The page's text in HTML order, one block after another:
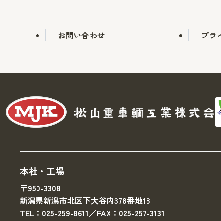
お問い合わせ プラ
本社・工場
〒950-3308
新潟県新潟市北区下大谷内378番地18
TEL：025-259-8611／FAX：025-257-3131